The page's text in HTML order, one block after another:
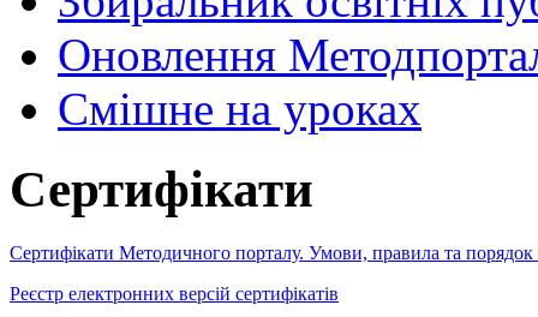
Оновлення
Cмішне на уроках
Сертифікати
Сертифікати Методичного порталу. Умови, правила та порядок
Реєстр електронних версій сертифікатів